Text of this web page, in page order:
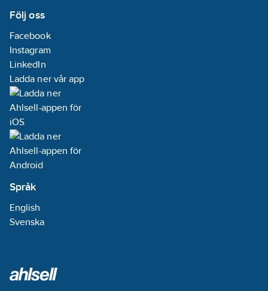
Följ oss
Facebook
Instagram
LinkedIn
Ladda ner vår app
Språk
English
Svenska